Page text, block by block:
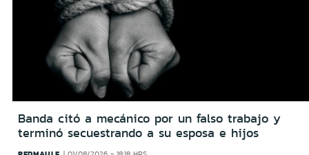
Banda citó a mecánico por un falso trabajo y
terminó secuestrando a su esposa e hijos